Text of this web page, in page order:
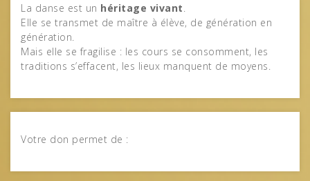
La danse est un héritage vivant
Elle se transmet de maître à élève, de génération en
génération.
Mais elle se fragilise : les cours se consomment, les
traditions s’effacent, les lieux manquent de moyens.
Votre don permet de :